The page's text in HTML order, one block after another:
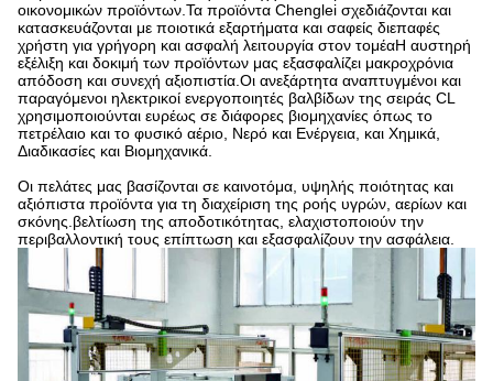
οικονομικών προϊόντων.Τα προϊόντα Chenglei σχεδιάζονται και
κατασκευάζονται με ποιοτικά εξαρτήματα και σαφείς διεπαφές
χρήστη για γρήγορη και ασφαλή λειτουργία στον τομέαΗ αυστηρή
εξέλιξη και δοκιμή των προϊόντων μας εξασφαλίζει μακροχρόνια
απόδοση και συνεχή αξιοπιστία.Οι ανεξάρτητα αναπτυγμένοι και
παραγόμενοι ηλεκτρικοί ενεργοποιητές βαλβίδων της σειράς CL
χρησιμοποιούνται ευρέως σε διάφορες βιομηχανίες όπως το
πετρέλαιο και το φυσικό αέριο, Νερό και Ενέργεια, και Χημικά,
Διαδικασίες και Βιομηχανικά.
Οι πελάτες μας βασίζονται σε καινοτόμα, υψηλής ποιότητας και
αξιόπιστα προϊόντα για τη διαχείριση της ροής υγρών, αερίων και
σκόνης.βελτίωση της αποδοτικότητας, ελαχιστοποιούν την
περιβαλλοντική τους επίπτωση και εξασφαλίζουν την ασφάλεια.